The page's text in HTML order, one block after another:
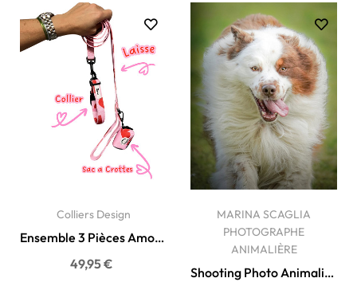
Colliers Design
Ensemble 3 Pièces Amore
pour Chien - Collier,...
49,95 €
MARINA SCAGLIA
PHOTOGRAPHE
ANIMALIÈRE
Shooting Photo Animalier